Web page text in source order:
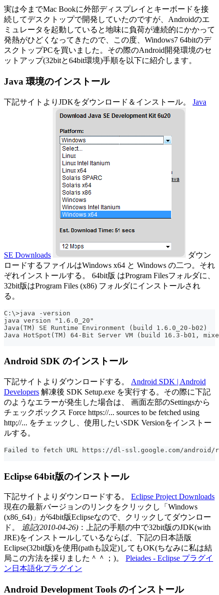
実は今までMac Bookに外部ディスプレイとキーボードを接
続してデスクトップで開発していたのですが、Androidのエ
ミュレータを起動していると地味に負荷が連続的にかかって
発熱がひどくなってきたので、この度、Windows7 64bitのデ
スクトップPCを買いました。その際のAndroid開発環境のセ
ットアップ(32bitと64bit環境)手順を以下に紹介します。
Java 環境のインストール
下記サイトよりJDKをダウンロード＆インストール。 Java
SE Downloads
ダウン
ロードするファイルはWindows x64 と Windows の二つ。それ
ぞれインストールする。 64bit版 はProgram Filesフォルダに、
32bit版はProgram Files (x86) フォルダにインストールされ
る。
C:\>java -version
java version "1.6.0_20"
Java(TM) SE Runtime Environment (build 1.6.0_20-b02)
Java HotSpot(TM) 64-Bit Server VM (build 16.3-b01,
Android SDK のインストール
下記サイトよりダウンロードする。 Android SDK | Android
Developers 解凍後 SDK Setup.exe を実行する。その際に下記
のようなエラーが発生した場合は、 画面左部のSettingsから
チェックボックス Force https://... sources to be fetched using
http;//... をチェックし、使用したいSDK Versionをインストー
ルする。
Failed to fetch URL https://dl-ssl.google.com/android/
Eclipse 64bit版のインストール
下記サイトよりダウンロードする。 Eclipse Project Downloads
現在の最新バージョンのリンクをクリックし「Windows
(x86_64)」が64bit版Eclipseなので、クリックしてダウンロー
ド。 追記(2010-04-26) ：上記の手順の中で32bit版のJDK(with
JRE)をインストールしているならば、下記の日本語版
Eclipse(32bit版)を使用(pathも設定)してもOK(ちなみに私は結
局この方法を採りました＾＾；)。 Pleiades - Eclipse プラグイ
ン日本語化プラグイン
Android Development Tools のインストール